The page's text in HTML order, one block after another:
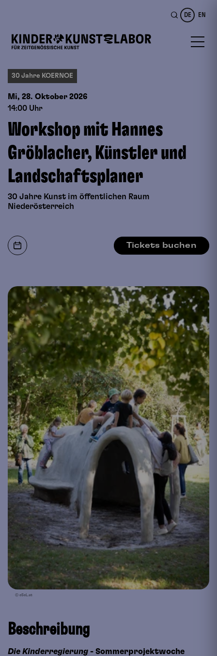
DE EN
30 Jahre KOERNOE
Mi, 28. Oktober 2026
14:00 Uhr
Workshop mit Hannes
Gröblacher, Künstler und
Landschaftsplaner
30 Jahre Kunst im öffentlichen Raum
Niederösterreich
Tickets buchen
© eSeL.at
Beschreibung
Die Kinderregierung - Sommerprojektwoche